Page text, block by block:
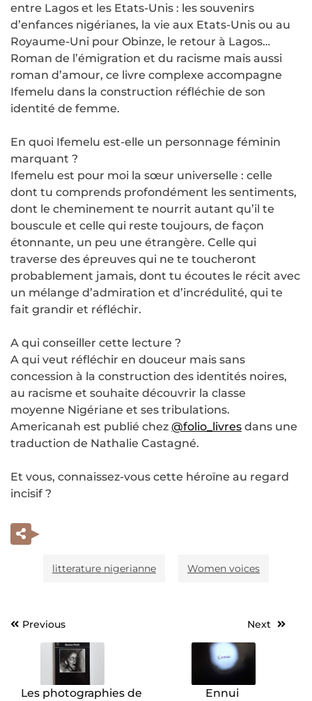
entre Lagos et les Etats-Unis : les souvenirs
d’enfances nigérianes, la vie aux Etats-Unis ou au
Royaume-Uni pour Obinze, le retour à Lagos…
Roman de l’émigration et du racisme mais aussi
roman d’amour, ce livre complexe accompagne
Ifemelu dans la construction réfléchie de son
identité de femme.
En quoi Ifemelu est-elle un personnage féminin
marquant ?
Ifemelu est pour moi la sœur universelle : celle
dont tu comprends profondément les sentiments,
dont le cheminement te nourrit autant qu’il te
bouscule et celle qui reste toujours, de façon
étonnante, un peu une étrangère. Celle qui
traverse des épreuves qui ne te toucheront
probablement jamais, dont tu écoutes le récit avec
un mélange d’admiration et d’incrédulité, qui te
fait grandir et réfléchir.
A qui conseiller cette lecture ?
A qui veut réfléchir en douceur mais sans
concession à la construction des identités noires,
au racisme et souhaite découvrir la classe
moyenne Nigériane et ses tribulations.
Americanah est publié chez @folio_livres dans une
traduction de Nathalie Castagné.
Et vous, connaissez-vous cette héroïne au regard
incisif ?
litterature nigerianne Women voices
Navigation
l’article
Previous
Les photographies de
Next
Ennui